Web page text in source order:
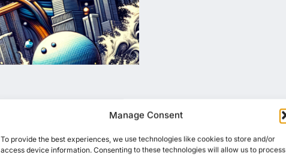
Manage Consent
To provide the best experiences, we use technologies like cookies to store and/or
access device information. Consenting to these technologies will allow us to process